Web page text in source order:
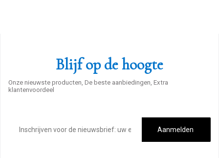
Blijf op de hoogte
Onze nieuwste producten, De beste aanbiedingen, Extra
klantenvoordeel
mailadres
Aanmelden